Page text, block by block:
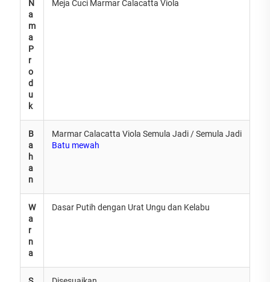
N
a
m
a
P
r
o
d
u
k
Meja Cuci Marmar Calacatta Viola
B
a
h
a
n
Marmar Calacatta Viola Semula Jadi / Semula Jadi
Batu mewah
W
a
r
n
a
Dasar Putih dengan Urat Ungu dan Kelabu